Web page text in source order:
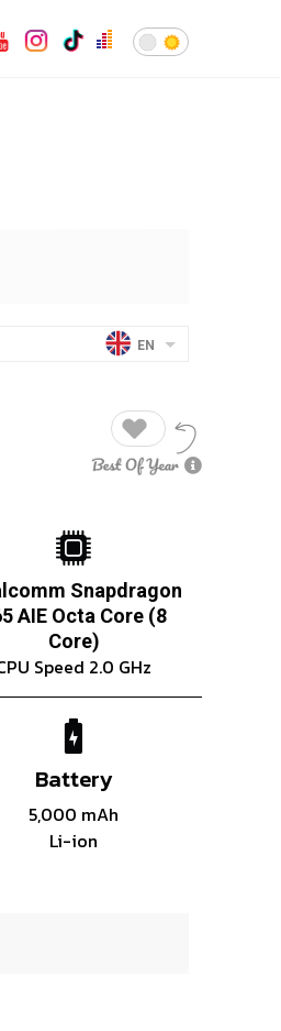
EN
Snapdragon
AIE Octa Core (8
Core)
Speed 2.0 GHz
Battery
5,000 mAh
Li-ion